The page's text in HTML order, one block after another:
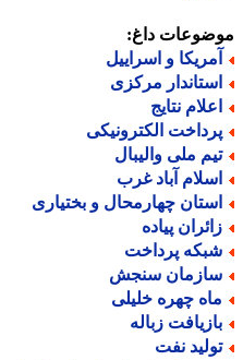
داغ:
و اسراییل
مرکزی
نتایج
الکترونیکی
ملی والیبال
آباد غرب
چهارمحال و بختیاری
پیاده
پرداخت
سنجش
چهره خلیلی
زباله
نفت